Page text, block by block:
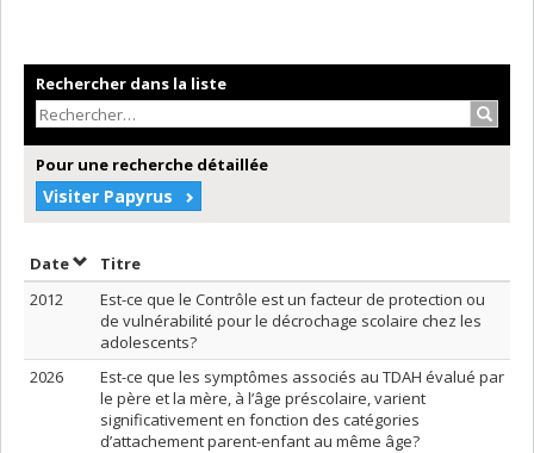
Rechercher dans la liste
Pour une recherche détaillée
Visiter Papyrus
DateTrier par date en ordre croissant
Titre
2012
Est-ce que le Contrôle est un facteur de protection ou
de vulnérabilité pour le décrochage scolaire chez les
adolescents?
2026
Est-ce que les symptômes associés au TDAH évalué par
le père et la mère, à l’âge préscolaire, varient
significativement en fonction des catégories
d’attachement parent-enfant au même âge?